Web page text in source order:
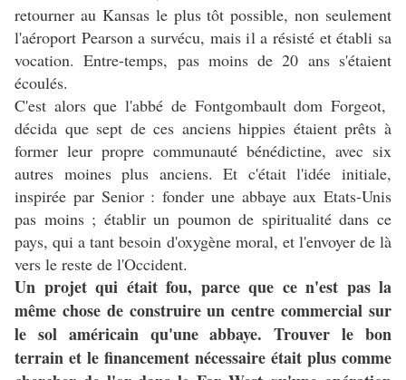
retourner au Kansas le plus tôt possible, non seulement
l'aéroport Pearson a survécu, mais il a résisté et établi sa
vocation. Entre-temps, pas moins de 20 ans s'étaient
écoulés.
C'est alors que l'abbé de Fontgombault dom Forgeot,
décida que sept de ces anciens hippies étaient prêts à
former leur propre communauté bénédictine, avec six
autres moines plus anciens. Et c'était l'idée initiale,
inspirée par Senior : fonder une abbaye aux Etats-Unis
pas moins ; établir un poumon de spiritualité dans ce
pays, qui a tant besoin d'oxygène moral, et l'envoyer de là
vers le reste de l'Occident.
Un projet qui était fou, parce que ce n'est pas la
même chose de construire un centre commercial sur
le sol américain qu'une abbaye. Trouver le bon
terrain et le financement nécessaire était plus comme